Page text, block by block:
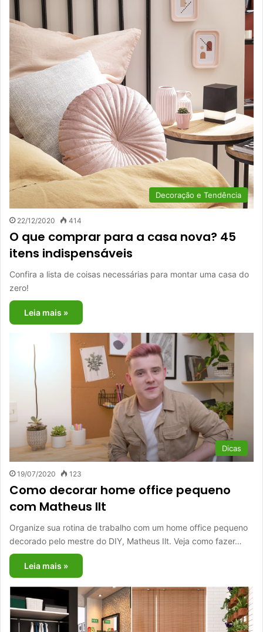
Decoração e Tendência
22/12/2020 414
O que comprar para a casa nova? 45
itens indispensáveis
Confira a lista de coisas necessárias para montar uma casa do
zero!
Leia mais »
Dicas
19/07/2020 123
Como decorar home office pequeno
com Matheus Ilt
Organize sua rotina de trabalho com um home office pequeno
decorado pelo mestre do DIY, Matheus Ilt. Veja como fazer…
Leia mais »